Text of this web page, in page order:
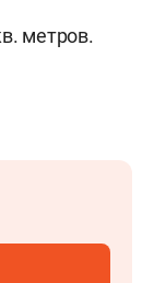
метров.